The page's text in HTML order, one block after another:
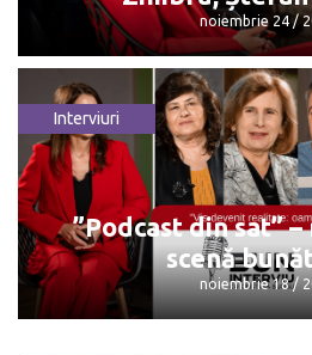
noiembrie 24 /
Interviu cu căpitanul
Ștefan
noiembrie 24 /
Interviuri
”Podcast din sat”
scenă
noiembrie 18 /